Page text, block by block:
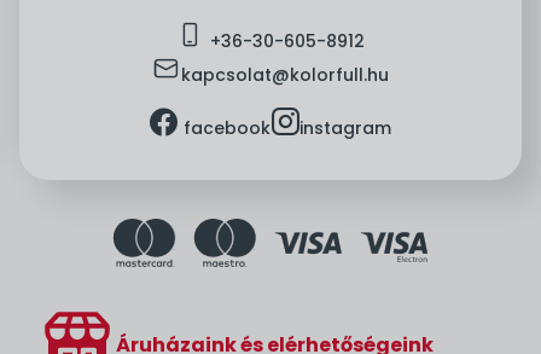
Áruházaink és elérhetőségeink
mobile +36-30-605-8912
mailkapcsolat@kolorfull.hu
facebook facebookinstagraminstagram